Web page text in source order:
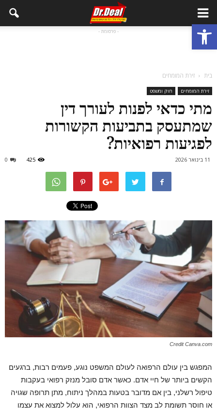
פתח סרגל נגישות - פרסומת -
בית זירת המומחים
זירת המומחים חוק ומשפט
מתי כדאי לפנות לעורך דין
שמתעסק בתביעות הקשורות
לפגיעות רפואיות?
11 בינואר 2026 0 425
Credit Canva.com
המפגש בין עולם הרפואה לעולם המשפט נוגע, פעמים רבות, ברגעים
הקשים ביותר של חיי אדם. כאשר אדם סובל מנזק רפואי בעקבות
טיפול רשלני, בין אם מדובר בטעות במהלך ניתוח, מתן תרופה שגויה
או חוסר תשומת לב מצד הצוות הרפואי, הוא עלול למצוא את עצמו